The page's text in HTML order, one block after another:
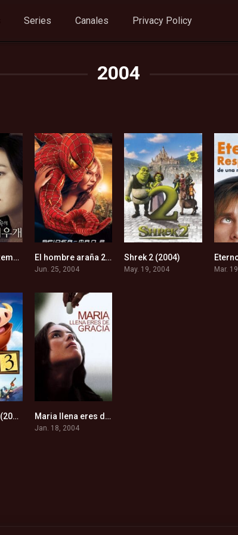
Series Canales Privacy Policy
2004
8.1
A Moment to Remember (2004) 7.5El hombre araña 2 (2004)
Jun. 25, 2004
Shrek 2 (2004)
May. 19, 2004 Mar.
6.5
El rey león 1½ (2004) 0Maria llena eres de gracia (2004)
Jan. 18, 2004